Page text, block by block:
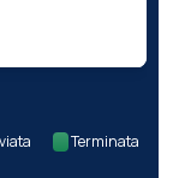
Terminata